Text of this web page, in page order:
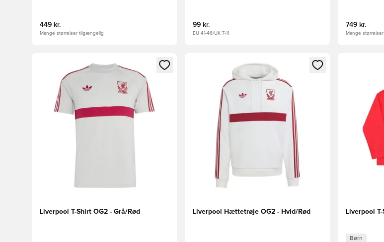
449 kr.
Mange størrelser tilgængelig
99 kr.
EU 41-46/UK 7-11
749 kr.
Mange
Åbner en Modal til at logge ind eller tilmelde dig som medlem
Liverpool T-Shirt OG2 - Grå/Rød
Åbner en Modal til at logge ind eller tilmelde dig som
Liverpool Hættetrøje OG2 - Hvid/Rød
Åbner en
Liverpool
Børn